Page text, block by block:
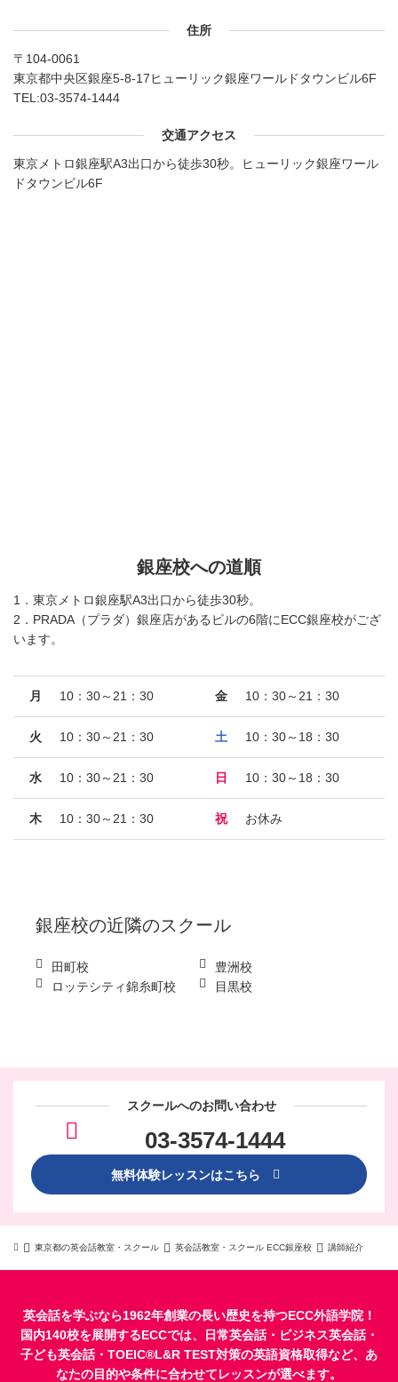
住所
〒104-0061
東京都中央区銀座5-8-17ヒューリック銀座ワールドタウンビル6F
TEL:03-3574-1444
交通アクセス
東京メトロ銀座駅A3出口から徒歩30秒。ヒューリック銀座ワール
ドタウンビル6F
銀座校への道順
1．東京メトロ銀座駅A3出口から徒歩30秒。
2．PRADA（プラダ）銀座店があるビルの6階にECC銀座校がござ
います。
月 10：30～21：30
火 10：30～21：30
水 10：30～21：30
木 10：30～21：30
金 10：30～21：30
土 10：30～18：30
日 10：30～18：30
祝 お休み
銀座校の近隣のスクール
田町校
豊洲校
ロッテシティ錦糸町校
目黒校
スクールへのお問い合わせ
03-3574-1444
無料体験レッスンはこちら
東京都の英会話教室・スクール 英会話教室・スクール ECC銀座校 講師紹介
英会話を学ぶなら1962年創業の長い歴史を持つECC外語学院！
国内140校を展開するECCでは、
日常英会話・ ビジネス英会話・
子ども英会話・ TOEIC®L&R TEST対策の英語資格取得など、あ
なたの目的や条件に合わせてレッスンが選べます。